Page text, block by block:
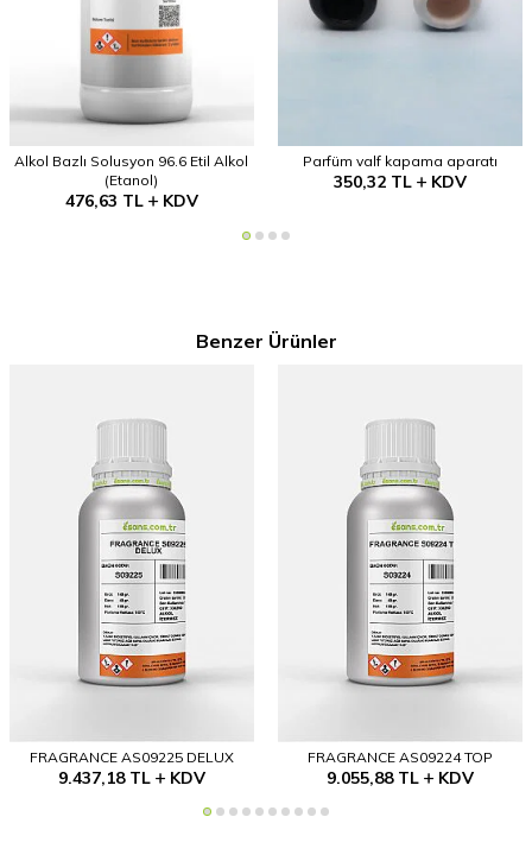
Alkol Bazlı Solusyon 96.6 Etil Alkol
(Etanol)
476,63 TL KDV
Parfüm valf kapama aparatı
350,32 TL KDV
Benzer Ürünler
FRAGRANCE AS09225 DELUX
9.437,18TL KDV
FRAGRANCE AS09224 TOP
9.055,88TL KDV